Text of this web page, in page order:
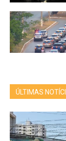
ÚLTIMAS